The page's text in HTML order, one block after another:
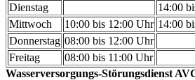
Dienstag
14:00
Mittwoch
10:00 bis 12:00 Uhr 14:00
Donnerstag 08:00 bis 12:00 Uhr
Freitag
08:00 bis 11:00 Uhr
Wasserversorgungs-Störungsdienst